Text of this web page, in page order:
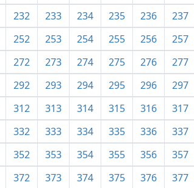
232 233 234 235 236 237
252 253 254 255 256 257
272 273 274 275 276 277
292 293 294 295 296 297
312 313 314 315 316 317
332 333 334 335 336 337
352 353 354 355 356 357
372 373 374 375 376 377